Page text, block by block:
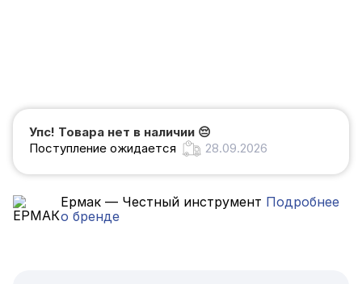
Упс! Товара нет в наличии 😔
Поступление ожидается
28.09.2026
Ермак — Честный инструмент Подробнее
о бренде